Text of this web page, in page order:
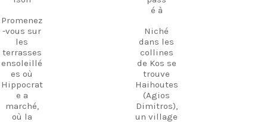
grecque
jouée en
direct
emplit
l'air,
créant
une
atmosphè
re
magique
es
es à
travers
l'île de
Kos.
Découvrez
Kos. Vivez
davantag
Promenez
-vous sur
les
terrasses
ensoleillé
es où
Hippocrat
e a
marché,
où la
é à
Niché
dans les
collines
de Kos se
trouve
Haihoutes
(Agios
Dimitros),
un village